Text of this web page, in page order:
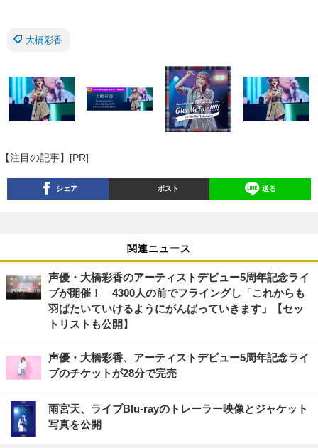
大橋彩香
【注目の記事】[PR]
シェア ポスト 送る
関連ニュース
声優・大橋彩香のアーティストデビュー5周年記念ライ
ブが開催！ 4300人の前でフライングし「これからも
羽ばたいていけるようにがんばっていきます」【セッ
トリストも公開】
声優・大橋彩香、アーティストデビュー5周年記念ライ
ブのチケットが28分で完売
雨宮天、ライブBlu-rayのトレーラー映像とジャケット
写真を公開